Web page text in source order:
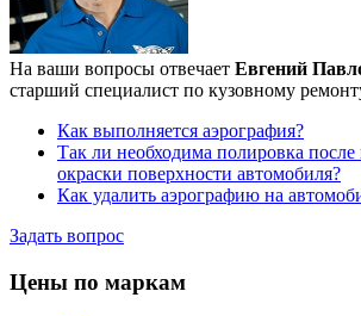
На ваши вопросы отвечает Евгений
старший специалист по кузовному
Как выполняется аэрография?
Так ли необходима полировка после
окраски поверхности автомобиля?
Как удалить аэрографию на
Задать вопрос
Цены по маркам